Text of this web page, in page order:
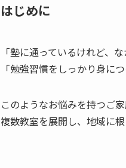
はじめに
「塾に通っているけれど、
「勉強習慣をしっかり身に
このようなお悩みを持つご
複数教室を展開し、地域に